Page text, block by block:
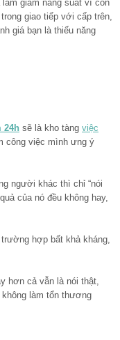
giảm năng suất vì còn
giao tiếp với cấp trên,
giá bạn là thiếu năng
24h sẽ là kho tàng việc
công việc mình ưng ý
người khác thì chỉ “nói
của nó đều không hay,
hợp bất khả kháng,
hơn cả vẫn là nói thật,
làm tổn thương